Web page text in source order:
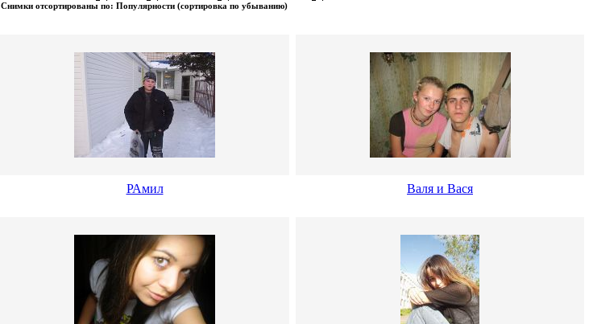
Снимки отсортированы по: Популярности (сортировка по убыванию)
РАмил Валя и Вася